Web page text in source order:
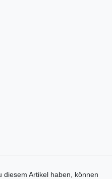
diesem Artikel haben, können